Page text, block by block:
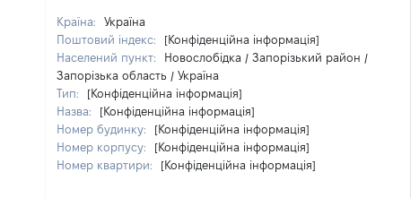
Країна:
Україна
Поштовий індекс:
[Конфіденційна інформація]
Населений пункт:
Новослобідка / Запорізький район /
Запорізька область / Україна
Тип:
[Конфіденційна інформація]
Назва:
[Конфіденційна інформація]
Номер будинку:
[Конфіденційна інформація]
Номер корпусу:
[Конфіденційна інформація]
Номер квартири:
[Конфіденційна інформація]